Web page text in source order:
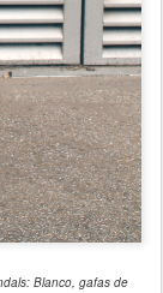
Blanco, gafas de